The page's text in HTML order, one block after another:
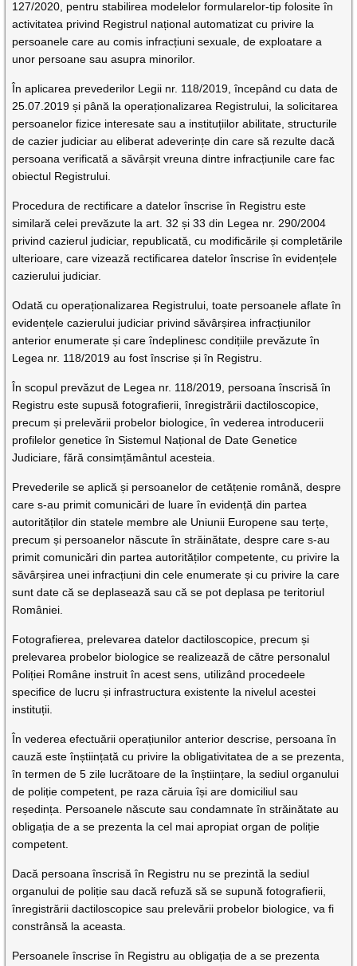
127/2020, pentru stabilirea modelelor formularelor-tip folosite în
activitatea privind Registrul național automatizat cu privire la
persoanele care au comis infracțiuni sexuale, de exploatare a
unor persoane sau asupra minorilor.
În aplicarea prevederilor Legii nr. 118/2019, începând cu data de
25.07.2019 și până la operaționalizarea Registrului, la solicitarea
persoanelor fizice interesate sau a instituțiilor abilitate, structurile
de cazier judiciar au eliberat adeverințe din care să rezulte dacă
persoana verificată a săvârșit vreuna dintre infracțiunile care fac
obiectul Registrului.
Procedura de rectificare a datelor înscrise în Registru este
similară celei prevăzute la art. 32 și 33 din Legea nr. 290/2004
privind cazierul judiciar, republicată, cu modificările și completările
ulterioare, care vizează rectificarea datelor înscrise în evidențele
cazierului judiciar.
Odată cu operaționalizarea Registrului, toate persoanele aflate în
evidențele cazierului judiciar privind săvârșirea infracțiunilor
anterior enumerate și care îndeplinesc condițiile prevăzute în
Legea nr. 118/2019 au fost înscrise și în Registru.
În scopul prevăzut de Legea nr. 118/2019, persoana înscrisă în
Registru este supusă fotografierii, înregistrării dactiloscopice,
precum și prelevării probelor biologice, în vederea introducerii
profilelor genetice în Sistemul Național de Date Genetice
Judiciare, fără consimțământul acesteia.
Prevederile se aplică și persoanelor de cetățenie română, despre
care s-au primit comunicări de luare în evidență din partea
autorităților din statele membre ale Uniunii Europene sau terțe,
precum și persoanelor născute în străinătate, despre care s-au
primit comunicări din partea autorităților competente, cu privire la
săvârșirea unei infracțiuni din cele enumerate și cu privire la care
sunt date că se deplasează sau că se pot deplasa pe teritoriul
României.
Fotografierea, prelevarea datelor dactiloscopice, precum și
prelevarea probelor biologice se realizează de către personalul
Poliției Române instruit în acest sens, utilizând procedeele
specifice de lucru și infrastructura existente la nivelul acestei
instituții.
În vederea efectuării operațiunilor anterior descrise, persoana în
cauză este înștiințată cu privire la obligativitatea de a se prezenta,
în termen de 5 zile lucrătoare de la înștiințare, la sediul organului
de poliție competent, pe raza căruia își are domiciliul sau
reședința. Persoanele născute sau condamnate în străinătate au
obligația de a se prezenta la cel mai apropiat organ de poliție
competent.
Dacă persoana înscrisă în Registru nu se prezintă la sediul
organului de poliție sau dacă refuză să se supună fotografierii,
înregistrării dactiloscopice sau prelevării probelor biologice, va fi
constrânsă la aceasta.
Persoanele înscrise în Registru au obligația de a se prezenta